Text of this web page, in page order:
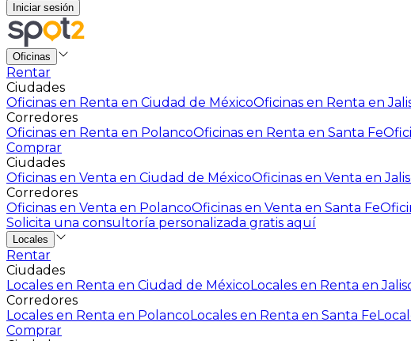
Iniciar sesión
Oficinas
Rentar
Ciudades
Oficinas en Renta en Ciudad de MéxicoOficinas en Renta en
Corredores
Oficinas en Renta en PolancoOficinas en Renta en Santa Fe
Comprar
Ciudades
Oficinas en Venta en Ciudad de MéxicoOficinas en Venta en
Corredores
Oficinas en Venta en PolancoOficinas en Venta en Santa Fe
Solicita una consultoría personalizada gratis aquí
Locales
Rentar
Ciudades
Locales en Renta en Ciudad de MéxicoLocales en Renta en
Corredores
Locales en Renta en PolancoLocales en Renta en Santa Fe
Comprar